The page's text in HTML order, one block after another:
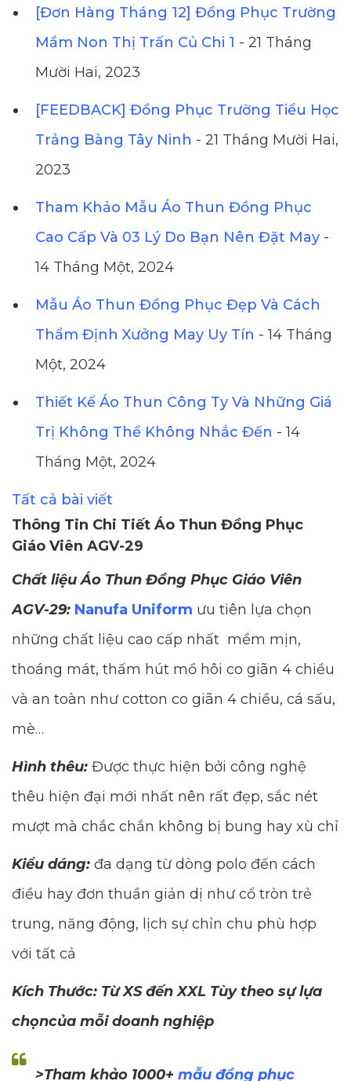
[Đơn Hàng Tháng 12] Đồng Phục Trường
Mầm Non Thị Trấn Củ Chi 1 - 21 Tháng
Mười Hai, 2023
[FEEDBACK] Đồng Phục Trường Tiểu Học
Trảng Bàng Tây Ninh - 21 Tháng Mười Hai,
2023
Tham Khảo Mẫu Áo Thun Đồng Phục
Cao Cấp Và 03 Lý Do Bạn Nên Đặt May -
14 Tháng Một, 2024
Mẫu Áo Thun Đồng Phục Đẹp Và Cách
Thẩm Định Xưởng May Uy Tín - 14 Tháng
Một, 2024
Thiết Kế Áo Thun Công Ty Và Những Giá
Trị Không Thể Không Nhắc Đến - 14
Tháng Một, 2024
Tất cả bài viết
Thông Tin Chi Tiết Áo Thun Đồng Phục
Giáo Viên AGV-29
Chất liệu Áo Thun Đồng Phục Giáo Viên
AGV-29: Nanufa Uniform ưu tiên lựa chọn
những chất liệu cao cấp nhất mềm mịn,
thoáng mát, thấm hút mồ hôi co giãn 4 chiều
và an toàn như cotton co giãn 4 chiều, cá sấu,
mè…
Hình thêu: Được thực hiện bởi công nghệ
thêu hiện đại mới nhất nên rất đẹp, sắc nét
mượt mà chắc chắn không bị bung hay xù chỉ
Kiểu dáng: đa dạng từ dòng polo đến cách
điều hay đơn thuần giản dị như cổ tròn trẻ
trung, năng động, lịch sự chỉn chu phù hợp
với tất cả
Kích Thước: Từ XS đến XXL Tùy theo sự lựa
chọncủa mỗi doanh nghiệp
>Tham khảo 1000+ mẫu đồng phục